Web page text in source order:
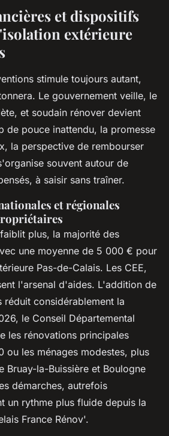
et dispositifs
extérieure
stimule toujours autant,
Le gouvernement veille, le
et soudain rénover devient
de pouce inattendu, la promesse
la perspective de rembourser
souvent autour de
à saisir sans traîner.
et régionales
plus, la majorité des
une moyenne de 5 000 € pour
Pas-de-Calais. Les CEE,
l'arsenal d'aides. L'addition de
réduit considérablement la
le Conseil Départemental
les rénovations principales
ou les ménages modestes, plus
Bruay-la-Buissière et Boulogne
démarches, autrefois
un rythme plus fluide depuis la
France Rénov'.